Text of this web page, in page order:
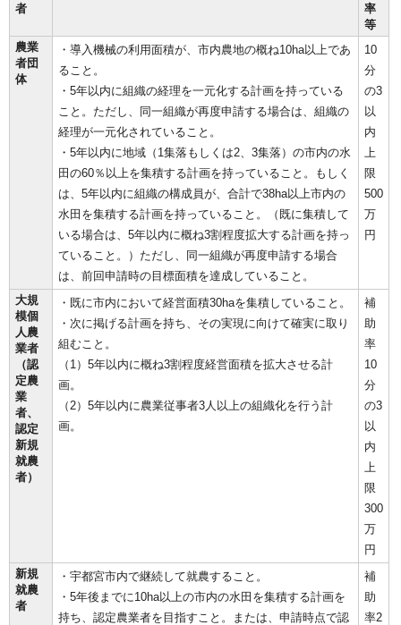
者
率
等
農業
者団
体
・導入機械の利用面積が、市内農地の概ね10ha以上であ
ること。
・5年以内に組織の経理を一元化する計画を持っている
こと。ただし、同一組織が再度申請する場合は、組織の
経理が一元化されていること。
・5年以内に地域（1集落もしくは2、3集落）の市内の水
田の60％以上を集積する計画を持っていること。もしく
は、5年以内に組織の構成員が、合計で38ha以上市内の
水田を集積する計画を持っていること。（既に集積して
いる場合は、5年以内に概ね3割程度拡大する計画を持っ
ていること。）ただし、同一組織が再度申請する場合
は、前回申請時の目標面積を達成していること。
10
分
の3
以
内
上
限
500
万
円
大規
模個
人農
業者
（認
定農
業
者、
認定
新規
就農
者）
・既に市内において経営面積30haを集積していること。
・次に掲げる計画を持ち、その実現に向けて確実に取り
組むこと。
（1）5年以内に概ね3割程度経営面積を拡大させる計
画。
（2）5年以内に農業従事者3人以上の組織化を行う計
画。
補
助
率
10
分
の3
以
内
上
限
300
万
円
新規
就農
者
・宇都宮市内で継続して就農すること。
・5年後までに10ha以上の市内の水田を集積する計画を
持ち、認定農業者を目指すこと。または、申請時点で認
補
助
率2